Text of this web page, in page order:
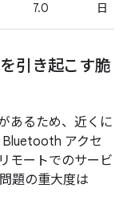
7.0
日
引き起こす脆
あるため、近くに
アクセ
モートでのサービ
題の重大度は